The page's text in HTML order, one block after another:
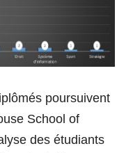
LICENCES
poursuivent
School of
des étudiants